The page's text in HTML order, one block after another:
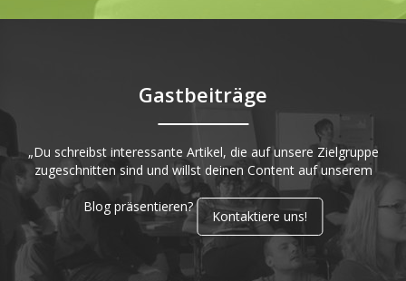
Gastbeiträge
„Du schreibst interessante Artikel, die auf unsere Zielgruppe
zugeschnitten sind und willst deinen Content auf unserem
Blog präsentieren?
Kontaktiere uns!